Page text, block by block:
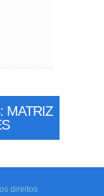
MATRIZ
direitos